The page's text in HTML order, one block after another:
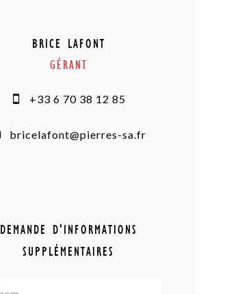
BRICE LAFONT
GÉRANT
+33 6 70 38 12 85
bricelafont@pierres-sa.fr
DEMANDE D'INFORMATIONS
SUPPLÉMENTAIRES